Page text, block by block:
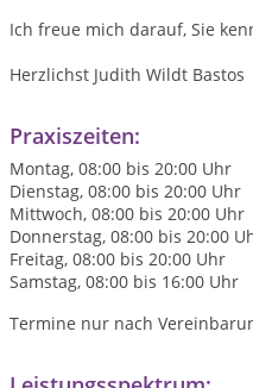
Ich freue mich darauf, Sie
Herzlichst Judith Wildt Bastos
Praxiszeiten:
Montag, 08:00 bis 20:00 Uhr
Dienstag, 08:00 bis 20:00 Uhr
Mittwoch, 08:00 bis 20:00 Uhr
Donnerstag, 08:00 bis 20:00
Freitag, 08:00 bis 20:00 Uhr
Samstag, 08:00 bis 16:00 Uhr
Termine nur nach